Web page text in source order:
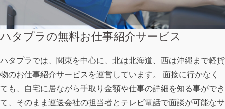
ハタプラの無料お仕事紹介サービス
ハタプラでは、関東を中心に、北は北海道、西は沖縄まで軽貨
物のお仕事紹介サービスを運営しています。 面接に行かなく
ても、自宅に居ながら手取り金額や仕事の詳細を知る事ができ
て、そのまま運送会社の担当者とテレビ電話で面談が可能なサ